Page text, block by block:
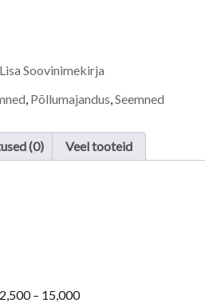
Lisa Soovinimekirja
, Põllumajandus,Seemned
(0) Veel tooteid
– 15,000